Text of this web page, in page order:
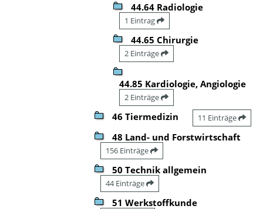
44.64 Radiologie
1 Eintrag
44.65 Chirurgie
2 Einträge
44.85 Kardiologie, Angiologie
2 Einträge
46 Tiermedizin 11 Einträge
48 Land- und Forstwirtschaft
156 Einträge
50 Technik allgemein
44 Einträge
51 Werkstoffkunde